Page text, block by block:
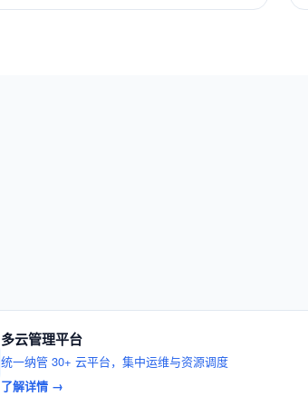
多云管理平台
统一纳管 30+ 云平台，集中运维与资源调度
了解详情 →